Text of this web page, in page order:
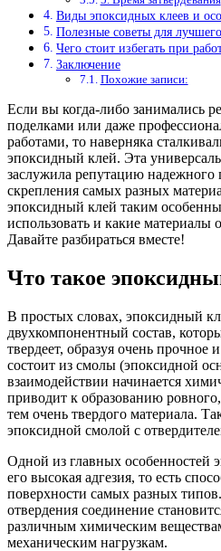
Виды эпоксидных клеев и
Полезные советы для лучшего
Чего стоит избегать при
Заключение
Похожие записи:
Если вы когда-либо занимались
поделками или даже
работами, то наверняка
эпоксидный клей. Эта
заслужила репутацию
скрепления самых разных
эпоксидный клей таким
использовать и какие материалы
Давайте разбираться вместе!
Что такое
В простых словах, эпоксидный
двухкомпонентный состав,
твердеет, образуя очень
состоит из смолы (эпоксидной
взаимодействии начинается
приводит к образованию
тем очень твердого материала.
эпоксидной смолой с
Одной из главных особенностей
его высокая адгезия, то есть
поверхности самых разных
отвердения соединение
различным химическим
механическим нагрузкам.